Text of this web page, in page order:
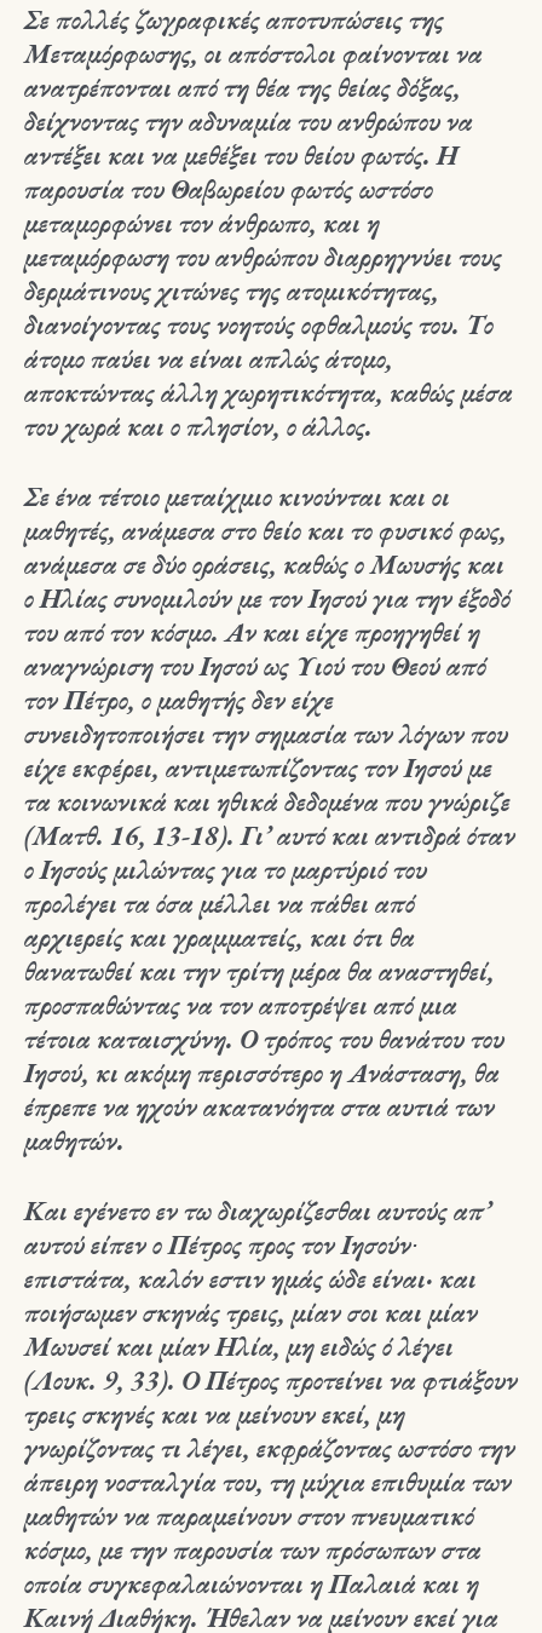
Σε πολλές ζωγραφικές αποτυπώσεις της
Μεταμόρφωσης, οι απόστολοι φαίνονται να
ανατρέπονται από τη θέα της θείας δόξας,
δείχνοντας την αδυναμία του ανθρώπου να
αντέξει και να μεθέξει του θείου φωτός. Η
παρουσία του Θαβωρείου φωτός ωστόσο
μεταμορφώνει τον άνθρωπο, και η
μεταμόρφωση του ανθρώπου διαρρηγνύει τους
δερμάτινους χιτώνες της ατομικότητας,
διανοίγοντας τους νοητούς οφθαλμούς του. Το
άτομο παύει να είναι απλώς άτομο,
αποκτώντας άλλη χωρητικότητα, καθώς μέσα
του χωρά και ο πλησίον, ο άλλος.
Σε ένα τέτοιο μεταίχμιο κινούνται και οι
μαθητές, ανάμεσα στο θείο και το φυσικό φως,
ανάμεσα σε δύο οράσεις, καθώς ο Μωυσής και
ο Ηλίας συνομιλούν με τον Ιησού για την έξοδό
του από τον κόσμο. Αν και είχε προηγηθεί η
αναγνώριση του Ιησού ως Υιού του Θεού από
τον Πέτρο, ο μαθητής δεν είχε
συνειδητοποιήσει την σημασία των λόγων που
είχε εκφέρει, αντιμετωπίζοντας τον Ιησού με
τα κοινωνικά και ηθικά δεδομένα που γνώριζε
(Ματθ. 16, 13-18). Γι’ αυτό και αντιδρά όταν
ο Ιησούς μιλώντας για το μαρτύριό του
προλέγει τα όσα μέλλει να πάθει από
αρχιερείς και γραμματείς, και ότι θα
θανατωθεί και την τρίτη μέρα θα αναστηθεί,
προσπαθώντας να τον αποτρέψει από μια
τέτοια καταισχύνη. Ο τρόπος του θανάτου του
Ιησού, κι ακόμη περισσότερο η Ανάσταση, θα
έπρεπε να ηχούν ακατανόητα στα αυτιά των
μαθητών.
Και εγένετο εν τω διαχωρίζεσθαι αυτούς απ’
αυτού είπεν ο Πέτρος προς τον Ιησούν∙
επιστάτα, καλόν εστιν ημάς ώδε είναι· και
ποιήσωμεν σκηνάς τρεις, μίαν σοι και μίαν
Μωυσεί και μίαν Ηλία, μη ειδώς ό λέγει
(Λουκ. 9, 33). Ο Πέτρος προτείνει να φτιάξουν
τρεις σκηνές και να μείνουν εκεί, μη
γνωρίζοντας τι λέγει, εκφράζοντας ωστόσο την
άπειρη νοσταλγία του, τη μύχια επιθυμία των
μαθητών να παραμείνουν στον πνευματικό
κόσμο, με την παρουσία των πρόσωπων στα
οποία συγκεφαλαιώνονται η Παλαιά και η
Καινή Διαθήκη. Ήθελαν να μείνουν εκεί για